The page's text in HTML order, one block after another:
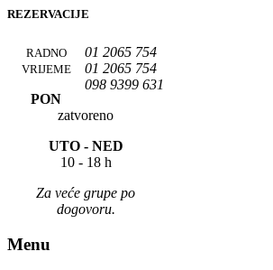
REZERVACIJE
01 2065 754
01 2065 754
098 9399 631
RADNO
VRIJEME
PON
zatvoreno
UTO - NED
10 - 18 h
Za veće grupe po
dogovoru.
Menu